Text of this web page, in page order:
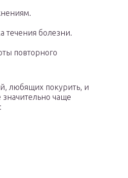
течения болезни.
повторного
любящих покурить, и
чаще